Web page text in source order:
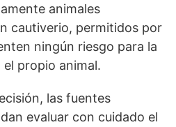
animales
cautiverio, permitidos por
ningún riesgo para la
propio animal.
las fuentes
evaluar con cuidado el